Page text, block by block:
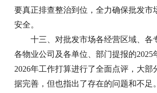
要真正排查整治到位，全力确保批发市
安全。
十三、对批发市场各经营区域、各
各物业公司及各单位、部门提报的2025
2026年工作打算进行了全面点评，大部
据完善，但也指出了存在的问题和不足